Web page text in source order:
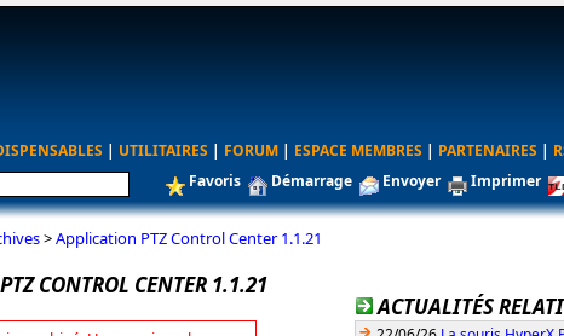
| UTILITAIRES | FORUM | ESPACE MEMBRES | PARTENAIRES |
Favoris Démarrage Envoyer Imprimer
>Application PTZ Control Center 1.1.21
CONTROL CENTER 1.1.21
ACTUALITÉS